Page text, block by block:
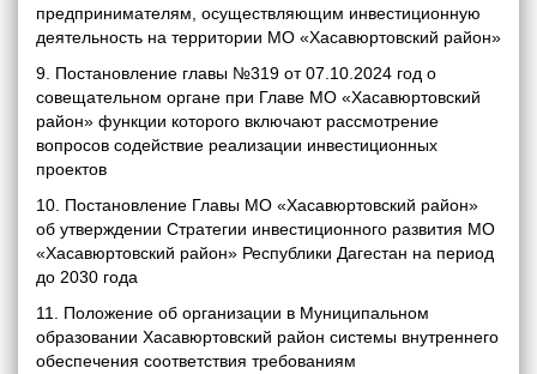
предпринимателям, осуществляющим инвестиционную
деятельность на территории МО «Хасавюртовский район»
9. Постановление главы №319 от 07.10.2024 год о
совещательном органе при Главе МО «Хасавюртовский
район» функции которого включают рассмотрение
вопросов содействие реализации инвестиционных
проектов
10. Постановление Главы МО «Хасавюртовский район»
об утверждении Стратегии инвестиционного развития МО
«Хасавюртовский район» Республики Дагестан на период
до 2030 года
11. Положение об организации в Муниципальном
образовании Хасавюртовский район системы внутреннего
обеспечения соответствия требованиям